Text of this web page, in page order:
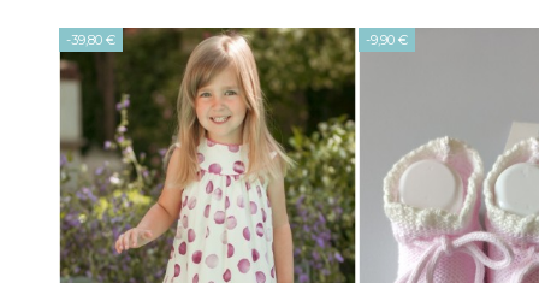
-39,80 € -9,90 €